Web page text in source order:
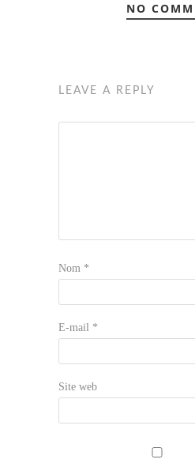
NO
LEAVE A REPLY
Nom *
E-mail *
Site web